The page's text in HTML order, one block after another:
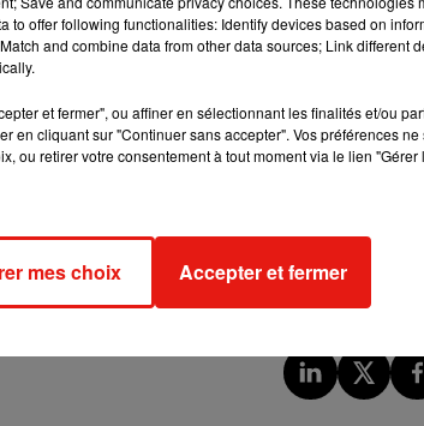
de la faune afin de déterminer les
échappé de son vivarium, soit son
les quatre adolescents ont écopé d’un
la dangerosité de leur découverte, car le
le Doubs
to offer following functionalities: Identify devices based on
and combine data from other data sources; Link different
et fermer", ou affiner en sélectionnant les finalités et/ou
en cliquant sur "Continuer sans accepter". Vos préférences
ou retirer votre consentement à tout moment via le lien
mes choix Accepter et fermer